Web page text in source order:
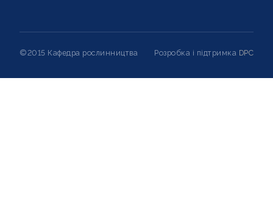
©2015 Кафедра рослинництва Розробка і підтримка DPC